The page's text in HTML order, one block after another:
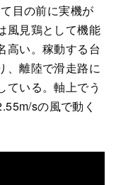
目の前に実機が
風見鶏として機能
高い。稼動する台
、離陸で滑走路に
ている。軸上でう
sの風で動く